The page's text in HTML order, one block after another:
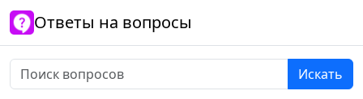
Ответы на вопросы
Искать